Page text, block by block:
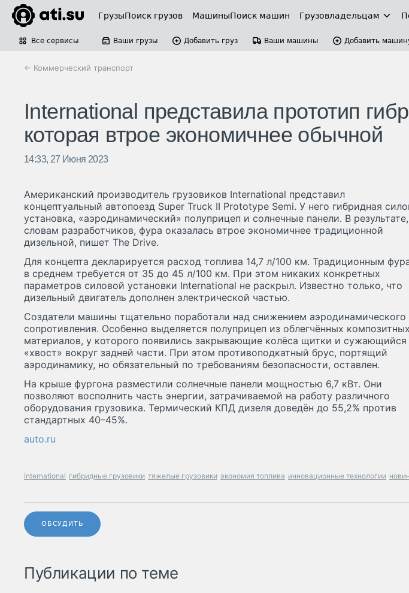
ГрузыПоиск грузов МашиныПоиск машин Грузовладельцам
Все сервисы Ваши грузы Добавить груз Ваши машины Добавить
← Коммерческий транспорт
International представила прототип
которая втрое экономичнее обычной
14:33, 27 Июня 2023
Американский производитель грузовиков International представил
концептуальный автопоезд Super Truck II Prototype Semi. У него гибридная
установка, «аэродинамический» полуприцеп и солнечные панели. В
словам разработчиков, фура оказалась втрое экономичнее традиционной
дизельной, пишет The Drive.
Для концепта декларируется расход топлива 14,7 л/100 км. Традиционным
в среднем требуется от 35 до 45 л/100 км. При этом никаких конкретных
параметров силовой установки International не раскрыл. Известно только, что
дизельный двигатель дополнен электрической частью.
Создатели машины тщательно поработали над снижением аэродинамического
сопротивления. Особенно выделяется полуприцеп из облегчённых композитных
материалов, у которого появились закрывающие колёса щитки и сужающийся
«хвост» вокруг задней части. При этом противоподкатный брус, портящий
аэродинамику, но обязательный по требованиям безопасности, оставлен.
На крыше фургона разместили солнечные панели мощностью 6,7 кВт. Они
позволяют восполнить часть энергии, затрачиваемой на работу различного
оборудования грузовика. Термический КПД дизеля доведён до 55,2% против
стандартных 40–45%.
auto.ru
international гибридные грузовики тяжелые грузовики экономия топлива инновационные технологии
ОБСУДИТЬ
Публикации по теме